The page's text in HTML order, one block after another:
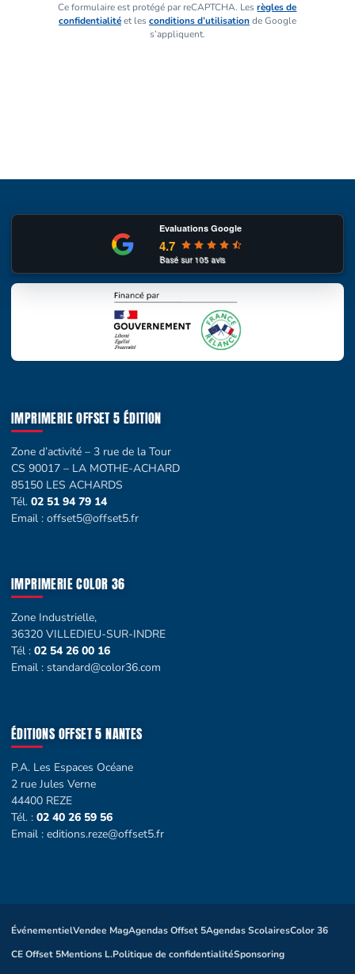
Ce formulaire est protégé par reCAPTCHA. Lesrègles de
confidentialitéet les conditions d’utilisationde Google
s’appliquent.
Evaluations Google
4.7
Basé sur105avis
IMPRIMERIE OFFSET 5 ÉDITION
Zone d’activité – 3 rue de la Tour
CS 90017 – LA MOTHE-ACHARD
85150 LES ACHARDS
Tél. 02 51 94 79 14
Email : offset5@offset5.fr
IMPRIMERIE COLOR 36
Zone Industrielle,
36320 VILLEDIEU-SUR-INDRE
Tél : 02 54 26 00 16
Email : standard@color36.com
ÉDITIONS OFFSET 5 NANTES
P.A. Les Espaces Océane
2 rue Jules Verne
44400 REZE
Tél. : 02 40 26 59 56
Email : editions.reze@offset5.fr
ÉvénementielVendee MagAgendas Offset 5Agendas ScolairesColor 36
CE Offset 5Mentions L.Politique de confidentialitéSponsoring